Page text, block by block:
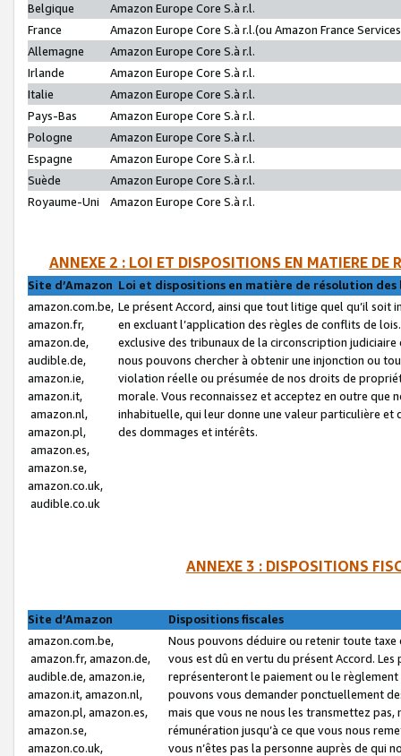
Belgique
Amazon Europe Core S.à r.l.
France
Amazon Europe Core S.à r.l.(ou Amazon France
Allemagne
Amazon Europe Core S.à r.l.
Irlande
Amazon Europe Core S.à r.l.
Italie
Amazon Europe Core S.à r.l.
Pays-Bas
Amazon Europe Core S.à r.l.
Pologne
Amazon Europe Core S.à r.l.
Espagne
Amazon Europe Core S.à r.l.
Suède
Amazon Europe Core S.à r.l.
Royaume-Uni
Amazon Europe Core S.à r.l.
ANNEXE 2 : LOI ET DISPOSITIONS EN MATIERE DE
Site d’Amazon Loi et dispositions en matière de résolution
amazon.com.be,
amazon.fr,
amazon.de,
audible.de,
amazon.ie,
amazon.it,
amazon.nl,
amazon.pl,
amazon.es,
amazon.se,
amazon.co.uk,
audible.co.uk
Le présent Accord, ainsi que tout litige quel qu’il soit
en excluant l’application des règles de conflits de
exclusive des tribunaux de la circonscription
nous pouvons chercher à obtenir une injonction ou
violation réelle ou présumée de nos droits de
morale. Vous reconnaissez et acceptez en outre que
inhabituelle, qui leur donne une valeur particulière
des dommages et intérêts.
ANNEXE 3 : DISPOSITIONS
Site d’Amazon
Dispositions fiscales
amazon.com.be,
amazon.fr, amazon.de,
audible.de, amazon.ie,
amazon.it, amazon.nl,
amazon.pl, amazon.es,
amazon.se,
amazon.co.uk,
Nous pouvons déduire ou retenir toute
vous est dû en vertu du présent Accord.
représenteront le paiement ou le
pouvons vous demander ponctuellement
mais que vous ne nous les transmettez
rémunération jusqu’à ce que vous nous
vous n’êtes pas la personne auprès de qui